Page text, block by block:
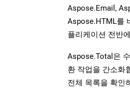
Aspose.Email,
Aspose.HTML를
플리케이션 전반
Aspose.Total은
환 작업을 간소화
전체 목록을 확인